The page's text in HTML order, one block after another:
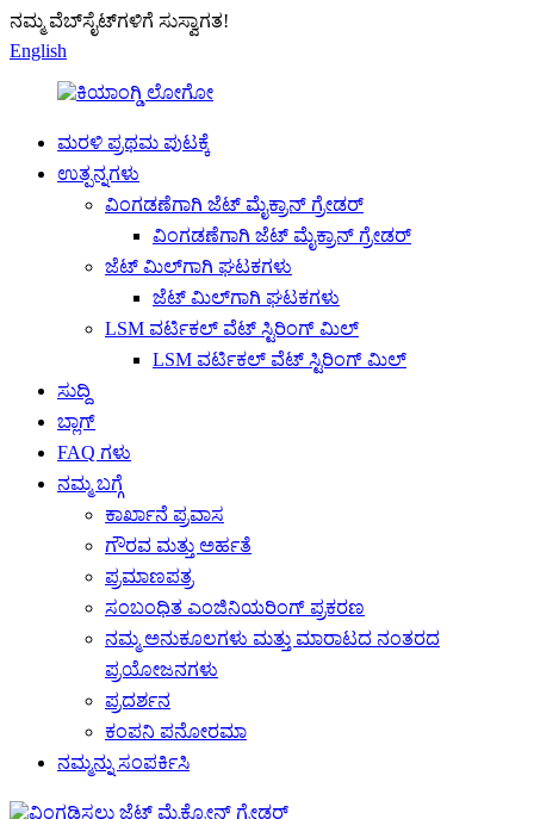
ನಮ್ಮ ವೆಬ್‌ಸೈಟ್‌ಗಳಿಗೆ ಸುಸ್ವಾಗತ!
English
ಮರಳಿ ಪ್ರಥಮ ಪುಟಕ್ಕೆ
ಉತ್ಪನ್ನಗಳು
ವಿಂಗಡಣೆಗಾಗಿ ಜೆಟ್ ಮೈಕ್ರಾನ್ ಗ್ರೇಡರ್
ವಿಂಗಡಣೆಗಾಗಿ ಜೆಟ್ ಮೈಕ್ರಾನ್ ಗ್ರೇಡರ್
ಜೆಟ್ ಮಿಲ್‌ಗಾಗಿ ಘಟಕಗಳು
ಜೆಟ್ ಮಿಲ್‌ಗಾಗಿ ಘಟಕಗಳು
LSM ವರ್ಟಿಕಲ್ ವೆಟ್ ಸ್ಟಿರಿಂಗ್ ಮಿಲ್
LSM ವರ್ಟಿಕಲ್ ವೆಟ್ ಸ್ಟಿರಿಂಗ್ ಮಿಲ್
ಸುದ್ದಿ
ಬ್ಲಾಗ್
FAQ ಗಳು
ನಮ್ಮ ಬಗ್ಗೆ
ಕಾರ್ಖಾನೆ ಪ್ರವಾಸ
ಗೌರವ ಮತ್ತು ಅರ್ಹತೆ
ಪ್ರಮಾಣಪತ್ರ
ಸಂಬಂಧಿತ ಎಂಜಿನಿಯರಿಂಗ್ ಪ್ರಕರಣ
ನಮ್ಮ ಅನುಕೂಲಗಳು ಮತ್ತು ಮಾರಾಟದ ನಂತರದ
ಪ್ರಯೋಜನಗಳು
ಪ್ರದರ್ಶನ
ಕಂಪನಿ ಪನೋರಮಾ
ನಮ್ಮನ್ನು ಸಂಪರ್ಕಿಸಿ